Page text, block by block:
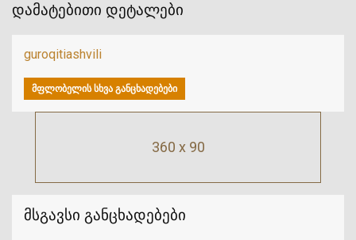
360 x 90
მსგავსი განცხადებები
დამატებითი დეტალები
guroqitiashvili
ᲛᲤᲚᲝᲑᲔᲚᲘᲡ ᲡᲮᲕᲐ ᲒᲐᲜᲪᲮᲐᲓᲔᲑᲔᲑᲘ